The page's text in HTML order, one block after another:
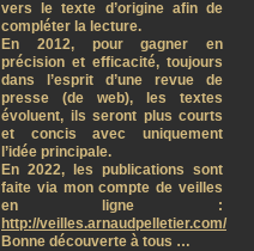
vers le texte d’origine afin de
compléter la lecture.
En 2012, pour gagner en
précision et efficacité, toujours
dans l’esprit d’une revue de
presse (de web), les textes
évoluent, ils seront plus courts
et concis avec uniquement
l’idée principale.
En 2022, les publications sont
faite via mon compte de veilles
en ligne :
http://veilles.arnaudpelletier.com/
Bonne découverte à tous …